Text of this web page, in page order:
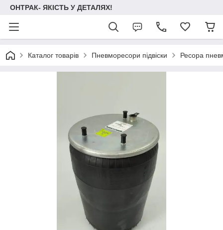
ОНТРАК- ЯКІСТЬ У ДЕТАЛЯХ!
Каталог товарів Пневморесори підвіски Ресора